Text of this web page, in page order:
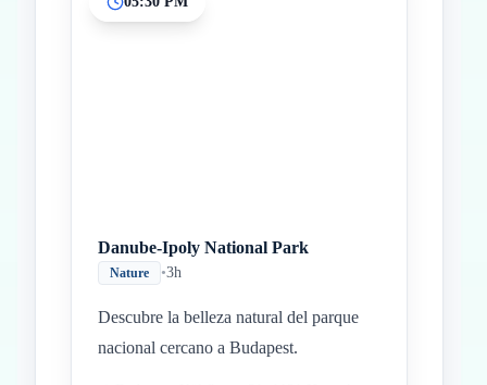
Danube-Ipoly National Park
Nature •3h
Descubre la belleza natural del parque
nacional cercano a Budapest.